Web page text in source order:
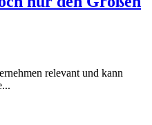
relevant und kann